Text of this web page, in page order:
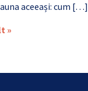
aceeași: cum […]
»